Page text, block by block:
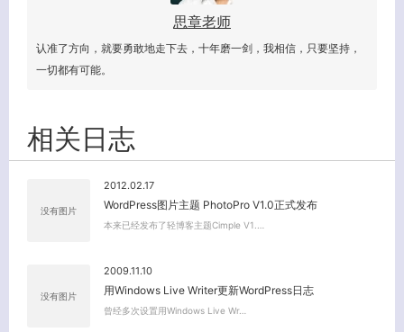
思章老师
认准了方向，就要勇敢地走下去，十年磨一剑，我相信，只要坚持，
一切都有可能。
相关日志
没有图片
2012.02.17
WordPress图片主题 PhotoPro V1.0正式发布
本来已经发布了轻博客主题Cimple V1.…
没有图片
2009.11.10
用Windows Live Writer更新WordPress日志
曾经多次设置用Windows Live Wr…
客服小美